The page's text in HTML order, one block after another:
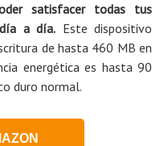
satisfacer todas tus
a día. Este dispositivo
de hasta 460 MB en
energética es hasta 90
duro normal.